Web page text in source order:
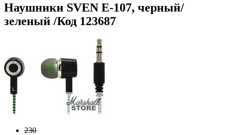
Наушники SVEN E-107, черный/
зеленый /Код 123687
230